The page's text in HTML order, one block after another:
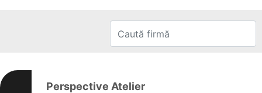
Perspective Atelier